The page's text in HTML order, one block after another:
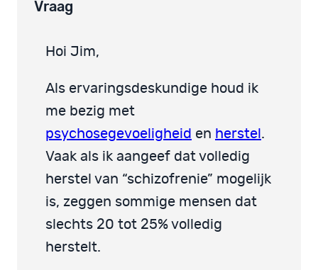
Vraag
Hoi Jim,
Als ervaringsdeskundige houd ik
me bezig met
psychosegevoeligheid en herstel .
Vaak als ik aangeef dat volledig
herstel van “schizofrenie” mogelijk
is, zeggen sommige mensen dat
slechts 20 tot 25% volledig
herstelt.